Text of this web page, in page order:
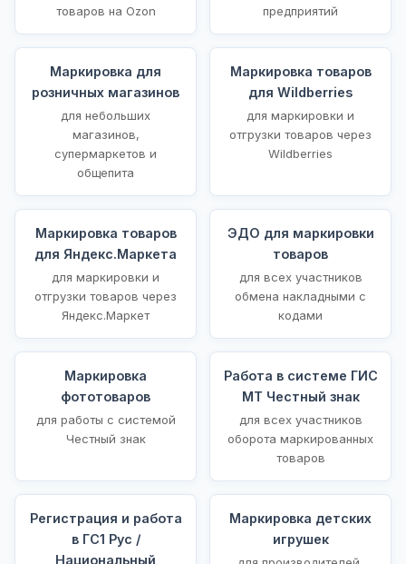
товаров на Ozon
предприятий
Маркировка для
розничных магазинов
для небольших
магазинов,
супермаркетов и
общепита
Маркировка товаров
для Wildberries
для маркировки и
отгрузки товаров через
Wildberries
Маркировка товаров
для Яндекс.Маркета
для маркировки и
отгрузки товаров через
Яндекс.Маркет
ЭДО для маркировки
товаров
для всех участников
обмена накладными с
кодами
Маркировка
фототоваров
для работы с системой
Честный знак
Работа в системе ГИС
МТ Честный знак
для всех участников
оборота маркированных
товаров
Регистрация и работа
в ГС1 Рус /
Национальный
Маркировка детских
игрушек